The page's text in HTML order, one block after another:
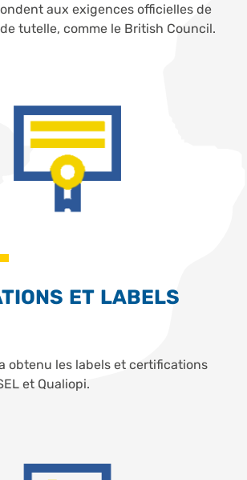
aux exigences officielles de
tutelle, comme le British Council.
ET LABELS
obtenu les labels et certifications
et Qualiopi.